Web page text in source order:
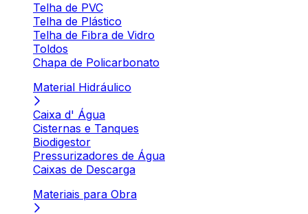
Telha de PVC
Telha de Plástico
Telha de Fibra de Vidro
Toldos
Chapa de Policarbonato
Material Hidráulico
Caixa d' Água
Cisternas e Tanques
Biodigestor
Pressurizadores de Água
Caixas de Descarga
Materiais para Obra